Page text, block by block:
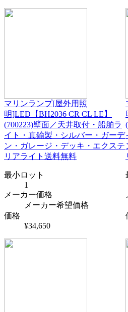
マリンランプ[屋外用照
明]LED【BH2036 CR CL LE】
(700223)壁面／天井取付・船舶ラ
イト・真鍮製・シルバー・ガーデ
ン・ガレージ・デッキ・エクステ
リアライト送料無料
最小ロット
1
メーカー価格
メーカー希望価格
価格
¥34,650